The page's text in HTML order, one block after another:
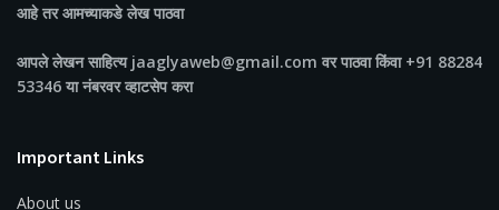
आहे तर आमच्याकडे लेख पाठवा
आपले लेखन साहित्य jaaglyaweb@gmail.com वर पाठवा किंवा +91 88284
53346 या नंबरवर व्हाटसेप करा
Important Links
About us